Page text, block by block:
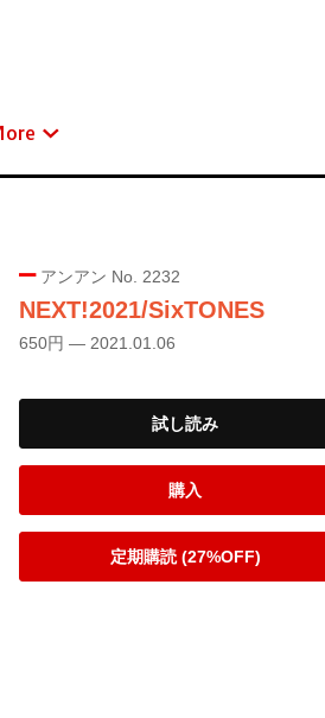
アンアン No. 2232
NEXT!2021/SixTONES
650円 — 2021.01.06
試し読み
購入
定期購読 (27%OFF)